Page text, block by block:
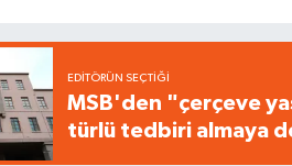
EDITÖRÜN SEÇTIĞI
MSB'den "çerçeve
türlü tedbiri almaya